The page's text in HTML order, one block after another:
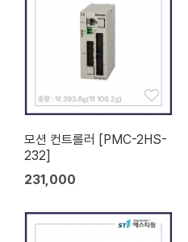
모션 컨트롤러 [PMC-2HS-
232]
231,000